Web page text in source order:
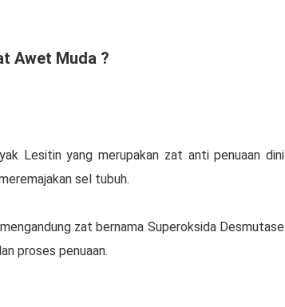
Awet Muda ?
Lesitin yang merupakan zat anti penuaan dini
sel tubuh.
zat bernama Superoksida Desmutase
proses penuaan.